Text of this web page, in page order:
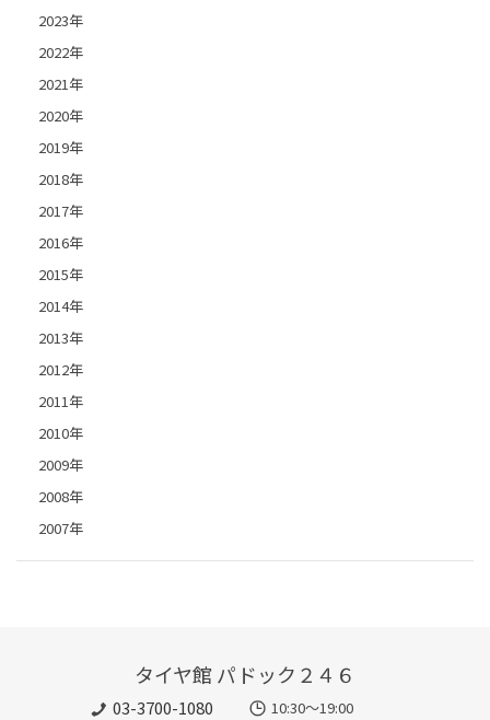
2023年
2022年
2021年
2020年
2019年
2018年
2017年
2016年
2015年
2014年
2013年
2012年
2011年
2010年
2009年
2008年
2007年
タイヤ館 パドック２４６
03-3700-1080
10:30～19:00